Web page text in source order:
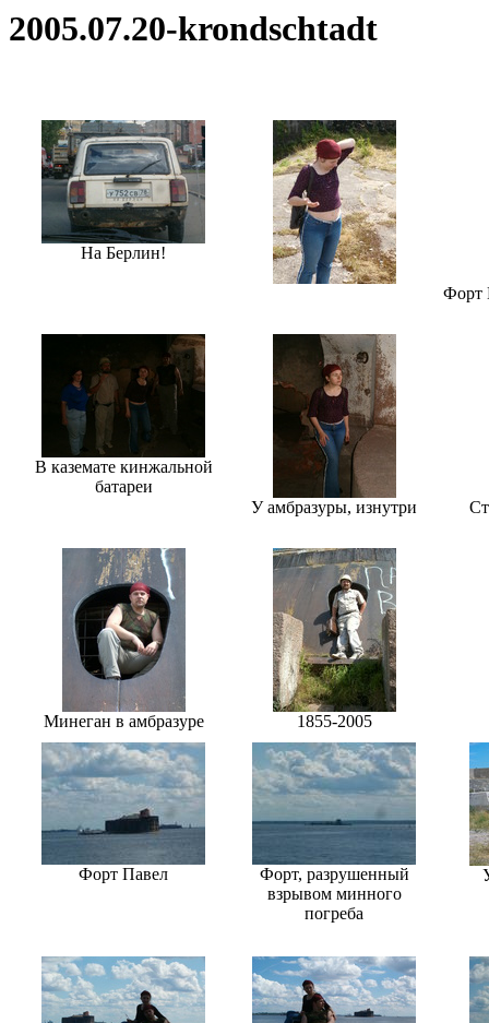
2005.07.20-krondschtadt
На Берлин!
Форт
В каземате кинжальной
батареи
У амбразуры, изнутри
Минеган в амбразуре 1855-2005
Форт Павел
Форт, разрушенный
взрывом минного
погреба